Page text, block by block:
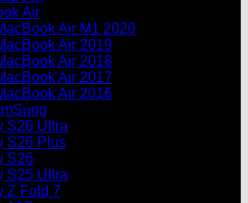
Air
Air M1 2020
Air 2019
Air 2018
Air 2017
Air 2016
S26 Ultra
S26 Plus
S26
S25 Ultra
Z Fold 7